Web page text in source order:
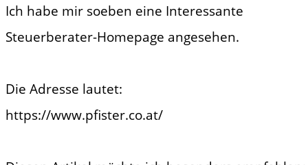
Ich habe mir soeben eine Interessante
Steuerberater-Homepage angesehen.
Die Adresse lautet:
https://www.pfister.co.at/